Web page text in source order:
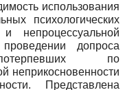
использования
психологических
непроцессуальной
допроса
по
неприкосновенности
Представлена